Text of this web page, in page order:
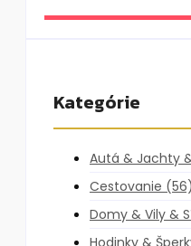
Kategórie
Autá & Jachty
Cestovanie (56)
Domy & Vily &